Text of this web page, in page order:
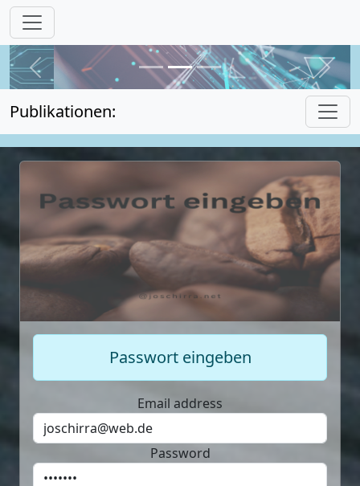
Previous Next
Publikationen:
Passwort eingeben
Email address
Password